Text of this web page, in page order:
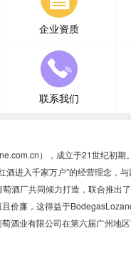
企业资质
联系我们
），成立于21世纪初期
进入千家万户”的经营理念，
酒厂共同倾力打造，联合推出
价廉，这得益于
酒业有限公司在第六届广州地区
质放心酒品之一。我们的品牌
夫慈善大奖赛。我司广州车库